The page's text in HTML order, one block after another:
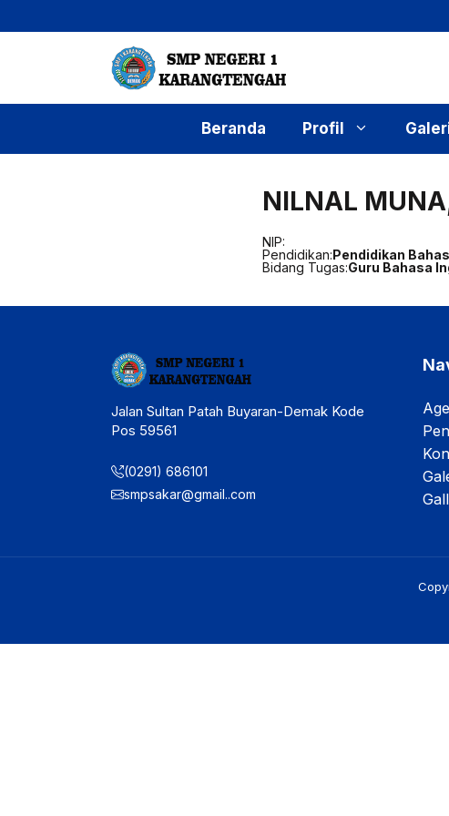
ke
Beranda Profil
NILNAL
NIP:
Pendidikan:Pendidikan
Bidang Tugas:Guru Bahasa
Jalan Sultan Patah Buyaran-Demak Kode
Pos 59561
(0291) 686101
smpsakar@gmail..com